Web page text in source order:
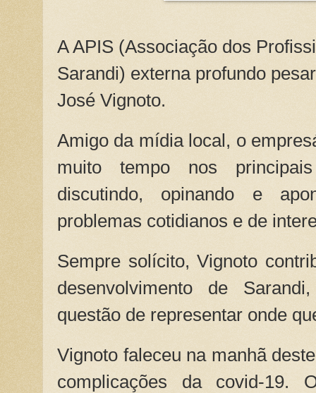
A APIS (Associação dos
Sarandi) externa profundo
José Vignoto.
Amigo da mídia local, o
muito tempo nos
discutindo, opinando e
problemas cotidianos e de
Sempre solícito, Vignoto
desenvolvimento de
questão de representar onde
Vignoto faleceu na manhã
complicações da covid-19.